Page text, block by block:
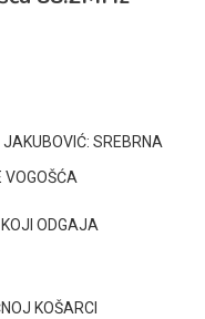
SREBRNA
VOGOŠĆA
ODGAJA
KOŠARCI